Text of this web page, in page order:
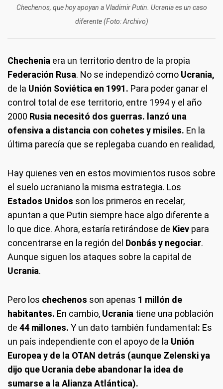
Chechenos, que hoy apoyan a Vladimir Putin. Ucrania es un caso
diferente (Foto: Archivo)
Chechenia era un territorio dentro de la propia
Federación Rusa. No se independizó como Ucrania,
de la Unión Soviética en 1991. Para poder ganar el
control total de ese territorio, entre 1994 y el año
2000 Rusia necesitó dos guerras. lanzó una
ofensiva a distancia con cohetes y misiles. En la
última parecía que se replegaba cuando en realidad,
Hay quienes ven en estos movimientos rusos sobre
el suelo ucraniano la misma estrategia. Los
Estados Unidos son los primeros en recelar,
apuntan a que Putin siempre hace algo diferente a
lo que dice. Ahora, estaría retirándose de Kiev para
concentrarse en la región del Donbás y negociar.
Aunque siguen los ataques sobre la capital de
Ucrania.
Pero los chechenos son apenas 1 millón de
habitantes. En cambio, Ucrania tiene una población
de 44 millones. Y un dato también fundamental: Es
un país independiente con el apoyo de la Unión
Europea y de la OTAN detrás (aunque Zelenski ya
dijo que Ucrania debe abandonar la idea de
sumarse a la Alianza Atlántica).